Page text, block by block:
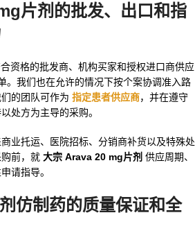
片剂的批发、出口和指
资格的批发商、机构买家和授权进口商供应
。我们也在允许的情况下按个案协调准入路
的团队可作为 指定患者供应商，并在遵守
处方为主导的采购。
业托运、医院招标、分销商补货以及特殊处
前，就 大宗 Arava 20 mg片剂 供应周期、
请指导。
仿制药的质量保证和全